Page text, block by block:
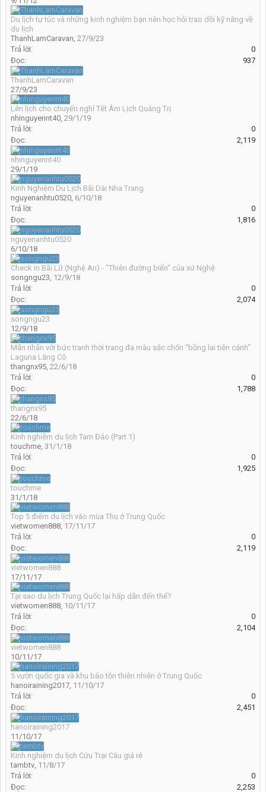
Du lịch tự túc và những kinh nghiệm bạn nên học hỏi trao dồi kỹ năng về
du lịch
ThanhLamCaravan, 27/9/23
Trả lời:
0
Đọc:
937
ThanhLamCaravan
27/9/23
Lên lịch cho chuyến nghỉ Tết Âm Lịch Quảng Trị
nhinguyennt40, 29/1/19
Trả lời:
0
Đọc:
2,119
nhinguyennt40
29/1/19
Kinh Nghiệm Du Lịch Bãi Dài Nha Trang
nguyenanhtu0520, 6/10/18
Trả lời:
0
Đọc:
1,816
nguyenanhtu0520
6/10/18
Check in Bãi Lữ (Nghệ An) - "Thiên đường biển" của xứ Nghệ
songngu23, 12/9/18
Trả lời:
0
Đọc:
2,074
songngu23
12/9/18
Mãn nhãn với bức tranh thời trang đa màu sắc chốn “bồng lai tiên cảnh”
Laguna Lăng Cô
thangnx95, 22/6/18
Trả lời:
0
Đọc:
1,788
thangnx95
22/6/18
Kinh nghiệm du lịch Tam Đảo (Part 1)
touchme, 31/1/18
Trả lời:
0
Đọc:
1,925
touchme
31/1/18
Top 5 điểm du lịch vào mùa Thu ở Trung Quốc
vietwomen888, 17/11/17
Trả lời:
0
Đọc:
2,119
vietwomen888
17/11/17
Tại sao du lịch Trung Quốc lại hấp dẫn đến thế?
vietwomen888, 10/11/17
Trả lời:
0
Đọc:
2,104
vietwomen888
10/11/17
5 vườn quốc gia và khu bảo tồn thiên nhiên ở Trung Quốc
hanoiraining2017, 11/10/17
Trả lời:
0
Đọc:
2,451
hanoiraining2017
11/10/17
Kinh nghiệm du lịch Cửu Trại Câu giá rẻ
tambtv, 11/8/17
Trả lời:
0
Đọc:
2,253